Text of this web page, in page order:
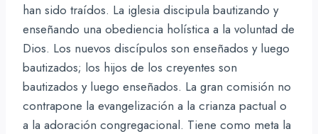
han sido traídos. La iglesia discipula bautizando y
enseñando una obediencia holística a la voluntad de
Dios. Los nuevos discípulos son enseñados y luego
bautizados; los hijos de los creyentes son
bautizados y luego enseñados. La gran comisión no
contrapone la evangelización a la crianza pactual o
a la adoración congregacional. Tiene como meta la